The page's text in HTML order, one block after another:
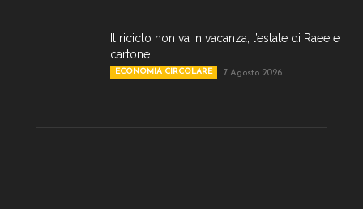
Il riciclo non va in vacanza, l’estate di Raee e
cartone
ECONOMIA CIRCOLARE 7 Agosto 2026